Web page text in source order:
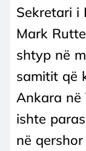
Sekretari i
Mark
shtyp në
samitit që
Ankara në
ishte
në